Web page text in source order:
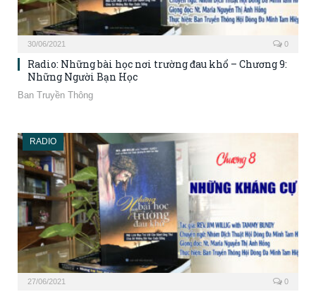
30/06/2021 0
Radio: Những bài học nơi trường đau khổ – Chương 9:
Những Người Bạn Học
Ban Truyền Thông
RADIO
27/06/2021 0